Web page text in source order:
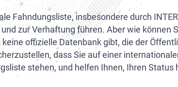
Deutschlands Auslieferung
Deutschlands Auslieferung
Auslieferung Deutschland –
Deutschlands Auslieferung
Interpol CCF-Beschwerde
Europäischer Haftbefehl
Interpol Yellow Notice entfernen
EuGH-Klagen
World-Check-Löschung
Datenschutz Unternehmen
Steuerhinterziehung
Fahndungsliste, insbesondere durch
zur Verhaftung führen. Aber wie können
offizielle Datenbank gibt, die der
dass Sie auf einer
stehen, und helfen Ihnen, Ihren